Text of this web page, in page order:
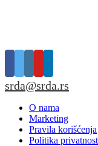
srda@srda.rs
O nama
Marketing
Pravila korišćenja
Politika